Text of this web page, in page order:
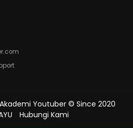
Akademi Youtuber © Since 2020
Hubungi Kami